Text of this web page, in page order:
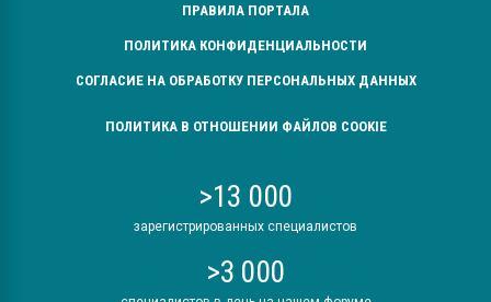
ПРАВИЛА ПОРТАЛА
ПОЛИТИКА КОНФИДЕНЦИАЛЬНОСТИ
СОГЛАСИЕ НА ОБРАБОТКУ ПЕРСОНАЛЬНЫХ ДАННЫХ
ПОЛИТИКА В ОТНОШЕНИИ ФАЙЛОВ COOKIE
>13 000
зарегистрированных специалистов
>3 000